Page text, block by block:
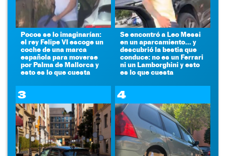
Pocos se lo imaginarían:
el rey Felipe VI escoge un
coche de una marca
española para moverse
por Palma de Mallorca y
esto es lo que cuesta
Se encontró a Leo Messi
en un aparcamiento... y
descubrió la bestia que
conduce: no es un Ferrari
ni un Lamborghini y esto
es lo que cuesta
3 4